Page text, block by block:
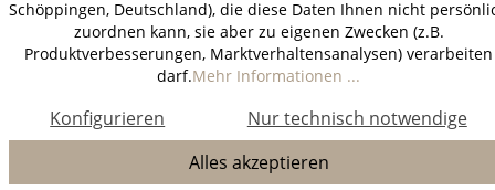
Schöppingen, Deutschland), die diese Daten Ihnen nicht
zuordnen kann, sie aber zu eigenen Zwecken (z.B.
Produktverbesserungen, Marktverhaltensanalysen) verarbeiten
darf.Mehr Informationen ...
Nur technisch notwendige
Konfigurieren
Alles akzeptieren